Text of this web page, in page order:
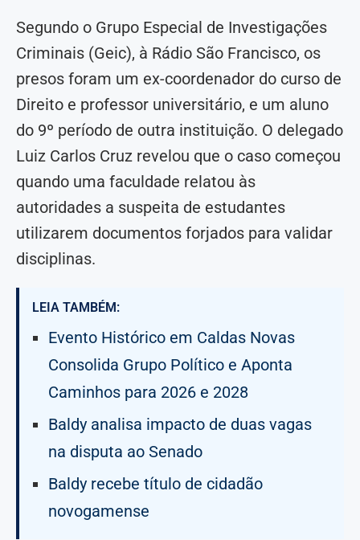
Segundo o Grupo Especial de Investigações
Criminais (Geic), à Rádio São Francisco, os
presos foram um ex-coordenador do curso de
Direito e professor universitário, e um aluno
do 9º período de outra instituição. O delegado
Luiz Carlos Cruz revelou que o caso começou
quando uma faculdade relatou às
autoridades a suspeita de estudantes
utilizarem documentos forjados para validar
disciplinas.
LEIA TAMBÉM:
Evento Histórico em Caldas Novas
Consolida Grupo Político e Aponta
Caminhos para 2026 e 2028
Baldy analisa impacto de duas vagas
na disputa ao Senado
Baldy recebe título de cidadão
novogamense